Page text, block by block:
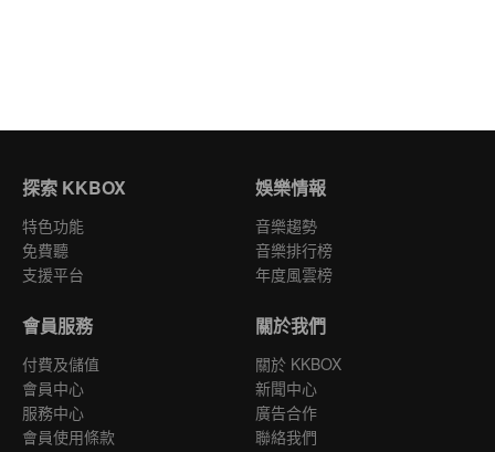
探索 KKBOX
特色功能
免費聽
支援平台
娛樂情報
音樂趨勢
音樂排行榜
年度風雲榜
會員服務
付費及儲值
會員中心
服務中心
會員使用條款
關於我們
關於 KKBOX
新聞中心
廣告合作
聯絡我們